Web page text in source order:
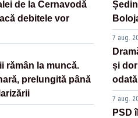
de la Cernavodă
debitele vor
rămân la muncă.
prelungită până
7 aug.
și
7 aug.
PSD